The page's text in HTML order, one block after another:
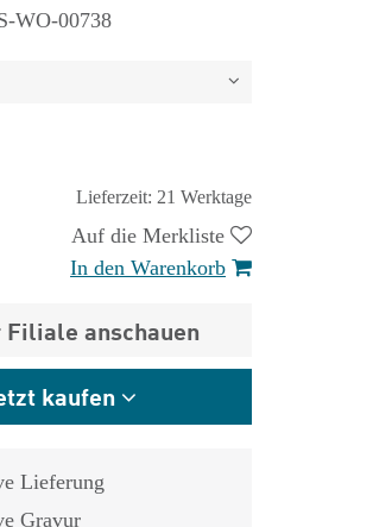
WO-00738
Lieferzeit: 21 Werktage
Auf die Merkliste
In den Warenkorb
anschauen
kaufen
Lieferung
Gravur